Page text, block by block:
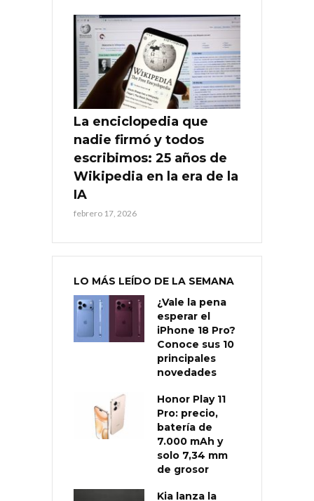
La enciclopedia que
nadie firmó y todos
escribimos: 25 años de
Wikipedia en la era de la
IA
febrero 17, 2026
LO MÁS LEÍDO DE LA SEMANA
¿Vale la pena
esperar el
iPhone 18 Pro?
Conoce sus 10
principales
novedades
Honor Play 11
Pro: precio,
batería de
7.000 mAh y
solo 7,34 mm
de grosor
Kia lanza la